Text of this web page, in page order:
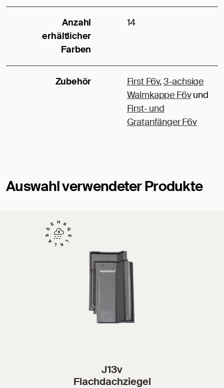
Anzahl
erhältlicher
Farben
14
Zubehör First F6v,3-achsige
Walmkappe F6vund
First- und
Gratanfänger F6v
Auswahl verwendeter Produkte
J13v
Flachdachziegel